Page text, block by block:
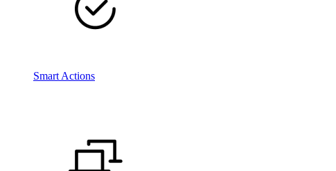
Smart Actions